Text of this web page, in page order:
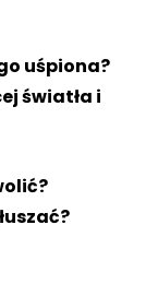
uśpiona?
światła i